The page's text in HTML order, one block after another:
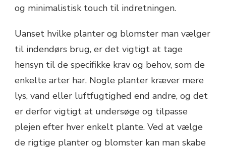
og minimalistisk touch til indretningen.
Uanset hvilke planter og blomster man vælger
til indendørs brug, er det vigtigt at tage
hensyn til de specifikke krav og behov, som de
enkelte arter har. Nogle planter kræver mere
lys, vand eller luftfugtighed end andre, og det
er derfor vigtigt at undersøge og tilpasse
plejen efter hver enkelt plante. Ved at vælge
de rigtige planter og blomster kan man skabe